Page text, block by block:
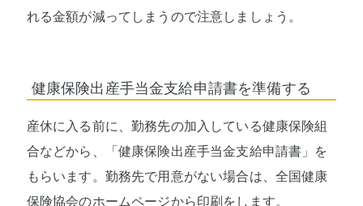
れる金額が減ってしまうので注意しましょう。
健康保険出産手当金支給申請書を準備する
産休に入る前に、勤務先の加入している健康保険組
合などから、「健康保険出産手当金支給申請書」を
もらいます。勤務先で用意がない場合は、全国健康
保険協会のホームページから印刷をします。